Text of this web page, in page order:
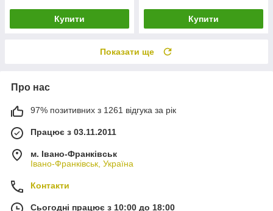
Купити Купити
Показати ще
Про нас
97% позитивних з 1261 відгука за рік
Працює з 03.11.2011
м. Івано-Франківськ
Івано-Франківськ, Україна
Контакти
Сьогодні працює з 10:00 до 18:00